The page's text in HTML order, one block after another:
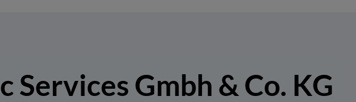
Services Gmbh & Co. KG